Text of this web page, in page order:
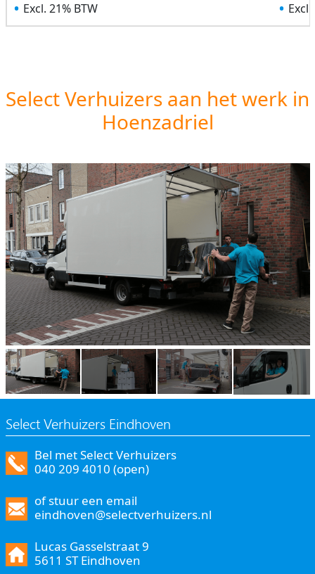
Excl. 21% BTW
Excl.
Select Verhuizers aan het werk in
Hoenzadriel
Select Verhuizers Eindhoven
Bel met Select Verhuizers
040 209 4010 (open)
of stuur een email
eindhoven@selectverhuizers.nl
Lucas Gasselstraat 9
5611 ST Eindhoven